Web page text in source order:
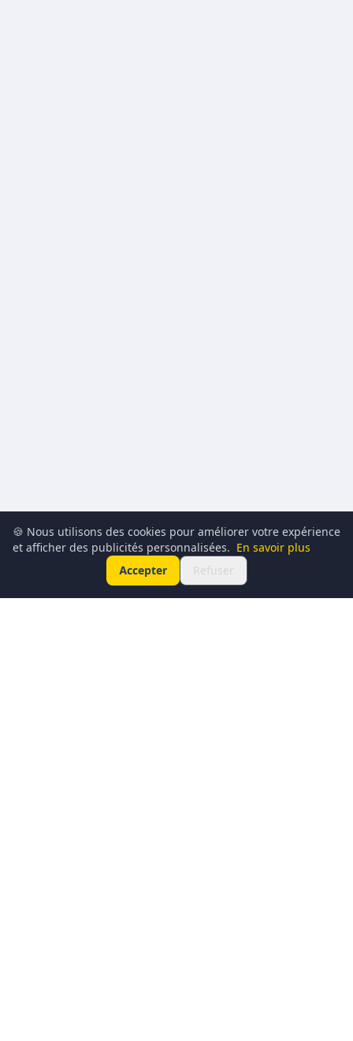
🍪 Nous utilisons des cookies pour améliorer votre expérience
et afficher des publicités personnalisées. En savoir plus
Accepter
Refuser